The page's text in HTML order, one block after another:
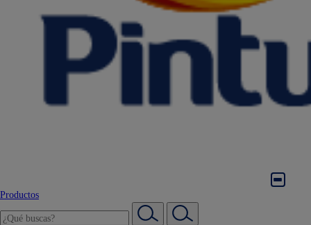
Productos